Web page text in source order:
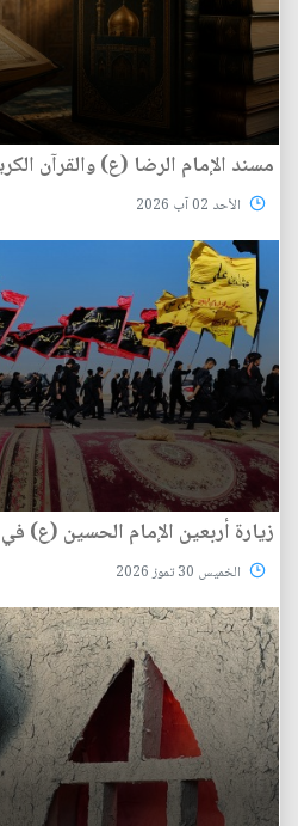
مسند الإمام الرضا (ع) والقرآن
الأحد 02 آب 2026
زيارة أربعين الإمام الحسين (ع) في
الخميس 30 تموز 2026